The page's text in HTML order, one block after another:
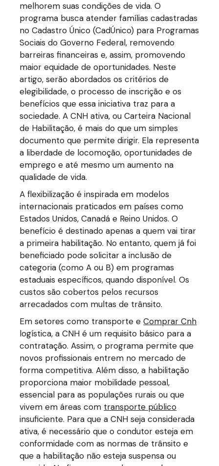
melhorem suas condições de vida. O
programa busca atender famílias cadastradas
no Cadastro Único (CadÚnico) para Programas
Sociais do Governo Federal, removendo
barreiras financeiras e, assim, promovendo
maior equidade de oportunidades. Neste
artigo, serão abordados os critérios de
elegibilidade, o processo de inscrição e os
benefícios que essa iniciativa traz para a
sociedade. A CNH ativa, ou Carteira Nacional
de Habilitação, é mais do que um simples
documento que permite dirigir. Ela representa
a liberdade de locomoção, oportunidades de
emprego e até mesmo um aumento na
qualidade de vida.
A flexibilização é inspirada em modelos
internacionais praticados em países como
Estados Unidos, Canadá e Reino Unidos. O
benefício é destinado apenas a quem vai tirar
a primeira habilitação. No entanto, quem já foi
beneficiado pode solicitar a inclusão de
categoria (como A ou B) em programas
estaduais específicos, quando disponível. Os
custos são cobertos pelos recursos
arrecadados com multas de trânsito.
Em setores como transporte eComprar Cnh
logística, a CNH é um requisito básico para a
contratação. Assim, o programa permite que
novos profissionais entrem no mercado de
forma competitiva. Além disso, a habilitação
proporciona maior mobilidade pessoal,
essencial para as populações rurais ou que
vivem em áreas com transporte público
insuficiente. Para que a CNH seja considerada
ativa, é necessário que o condutor esteja em
conformidade com as normas de trânsito e
que a habilitação não esteja suspensa ou